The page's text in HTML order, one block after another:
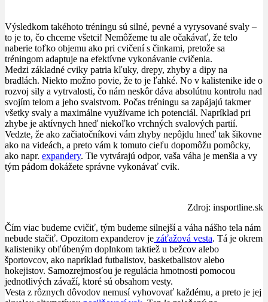
Výsledkom takéhoto tréningu sú silné, pevné a vyrysované svaly –
to je to, čo chceme všetci! Nemôžeme tu ale očakávať, že telo
naberie toľko objemu ako pri cvičení s činkami, pretože sa
tréningom adaptuje na efektívne vykonávanie cvičenia.
Medzi základné cviky patria kľuky, drepy, zhyby a dipy na
bradlách. Niekto možno povie, že to je ľahké. No v kalistenike ide o
rozvoj sily a vytrvalosti, čo nám neskôr dáva absolútnu kontrolu nad
svojím telom a jeho svalstvom. Počas tréningu sa zapájajú takmer
všetky svaly a maximálne využívame ich potenciál. Napríklad pri
zhybe je aktívnych hneď niekoľko vrchných svalových partií.
Vedzte, že ako začiatočníkovi vám zhyby nepôjdu hneď tak šikovne
ako na videách, a preto vám k tomuto cieľu dopomôžu pomôcky,
ako napr. expandery. Tie vytvárajú odpor, vaša váha je menšia a vy
tým pádom dokážete správne vykonávať cvik.
Zdroj: insportline.sk
Čím viac budeme cvičiť, tým budeme silnejší a váha nášho tela nám
nebude stačiť. Opozitom expanderov je záťažová vesta. Tá je okrem
kalisteniky obľúbeným doplnkom taktiež u bežcov alebo
športovcov, ako napríklad futbalistov, basketbalistov alebo
hokejistov. Samozrejmosťou je regulácia hmotnosti pomocou
jednotlivých závaží, ktoré sú obsahom vesty.
Vesta z rôznych dôvodov nemusí vyhovovať každému, a preto je jej